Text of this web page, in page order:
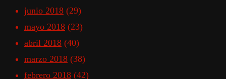
junio 2018 (29)
mayo 2018 (23)
abril 2018 (40)
marzo 2018 (38)
febrero 2018 (42)